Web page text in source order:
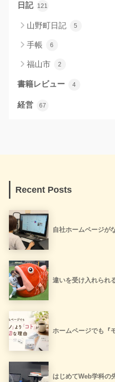
日記 121
山野町日記 5
手帳 6
福山市 2
書籍レビュー 4
経営 67
Recent Posts
自社ホームページが
違いを受け入れられ
ホームページでも『
はじめてWeb学科